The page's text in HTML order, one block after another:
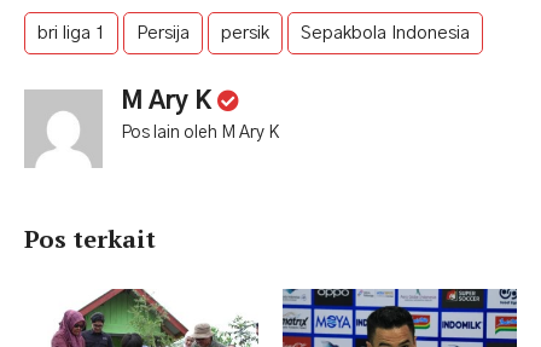
bri liga 1 Persija persik Sepakbola Indonesia
M Ary K
Pos lain oleh M Ary K
Pos terkait